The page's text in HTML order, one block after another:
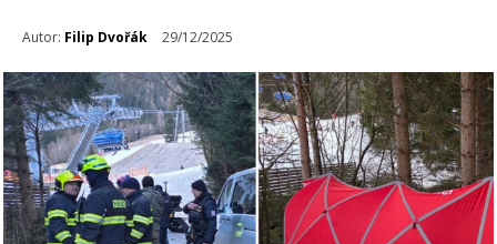
Autor: Filip Dvořák 29/12/2025